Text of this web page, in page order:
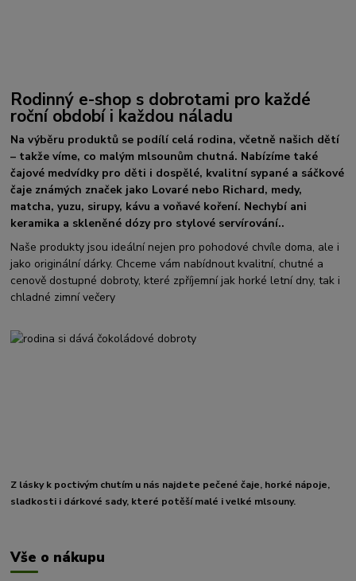
Rodinný e-shop s dobrotami pro každé
roční období i každou náladu
Na výběru produktů se podílí celá rodina, včetně našich dětí
– takže víme, co malým mlsounům chutná. Nabízíme také
čajové medvídky pro děti i dospělé, kvalitní sypané a sáčkové
čaje známých značek jako Lovaré nebo Richard, medy,
matcha, yuzu, sirupy, kávu a voňavé koření. Nechybí ani
keramika a skleněné dózy pro stylové servírování..
Naše produkty jsou ideální nejen pro pohodové chvíle doma, ale i
jako originální dárky. Chceme vám nabídnout kvalitní, chutné a
cenově dostupné dobroty, které zpříjemní jak horké letní dny, tak i
chladné zimní večery
Z lásky k poctivým chutím u nás najdete pečené čaje, horké nápoje,
sladkosti i dárkové sady, které potěší malé i velké mlsouny.
Vše o nákupu